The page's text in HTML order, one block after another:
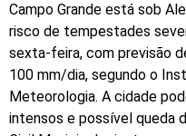
Campo Grande está sob
risco de tempestades
sexta-feira, com previsão
100 mm/dia, segundo o
Meteorologia. A cidade
intensos e possível queda